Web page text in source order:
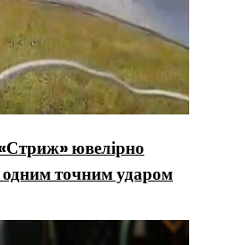
ювелірно
одним точним ударом